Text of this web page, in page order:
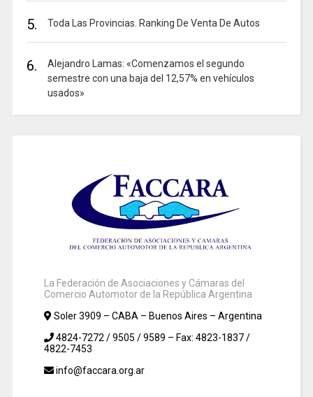
5. Toda Las Provincias. Ranking De Venta De Autos
6.
Alejandro Lamas: «Comenzamos el segundo
semestre con una baja del 12,57% en vehículos
usados»
La Federación de Asociaciones y Cámaras del
Comercio Automotor de la República Argentina
Soler 3909 – CABA – Buenos Aires – Argentina
4824-7272 / 9505 / 9589 – Fax: 4823-1837 /
4822-7453
info@faccara.org.ar